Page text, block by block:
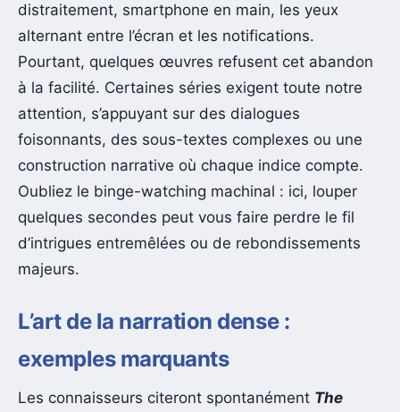
distraitement, smartphone en main, les yeux
alternant entre l’écran et les notifications.
Pourtant, quelques œuvres refusent cet abandon
à la facilité. Certaines séries exigent toute notre
attention, s’appuyant sur des dialogues
foisonnants, des sous-textes complexes ou une
construction narrative où chaque indice compte.
Oubliez le binge-watching machinal : ici, louper
quelques secondes peut vous faire perdre le fil
d’intrigues entremêlées ou de rebondissements
majeurs.
L’art de la narration dense :
exemples marquants
Les connaisseurs citeront spontanément The